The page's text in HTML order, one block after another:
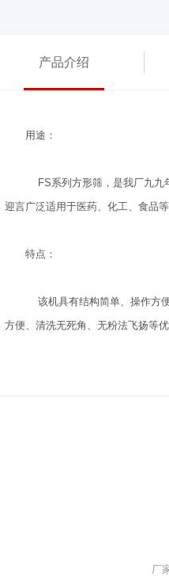
产品介绍
用途：
FS系列方形筛，是我厂九九
迎言广泛适用于医药、化工、食品
特点：
该机具有结构简单、操作方
方便、清洗无死角、无粉法飞扬等优
厂